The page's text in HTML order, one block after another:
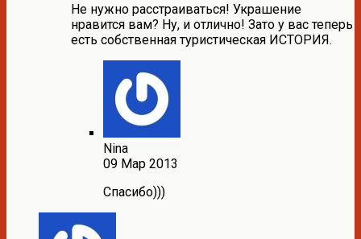
Не нужно расстраиваться! Украшение
нравится вам? Ну, и отлично! Зато у вас теперь
есть собственная туристическая ИСТОРИЯ.
Nina
09 Мар 2013
Спасибо)))